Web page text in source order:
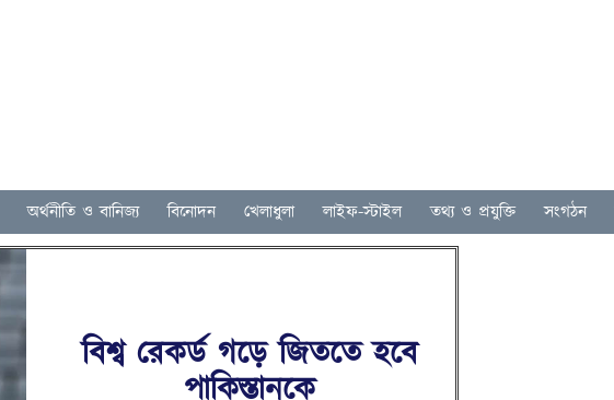
অর্থনীতি ও বানিজ্য বিনোদন খেলাধুলা লাইফ-স্টাইল তথ্য ও প্রযুক্তি সংগঠন
বিশ্ব রেকর্ড গড়ে জিততে হবে
পাকিস্তানকে